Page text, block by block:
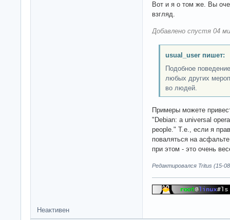
Вот и я о том же. Вы
взгляд.
Добавлено спустя 04
usual_user пишет:
Подобное
любых других
во людей.
Примеры можете
"Debian: a universal
people." Т.е., если я
поваляться на
при этом - это очень
Редактировался Tritus (15-
Неактивен